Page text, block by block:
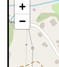
+
−